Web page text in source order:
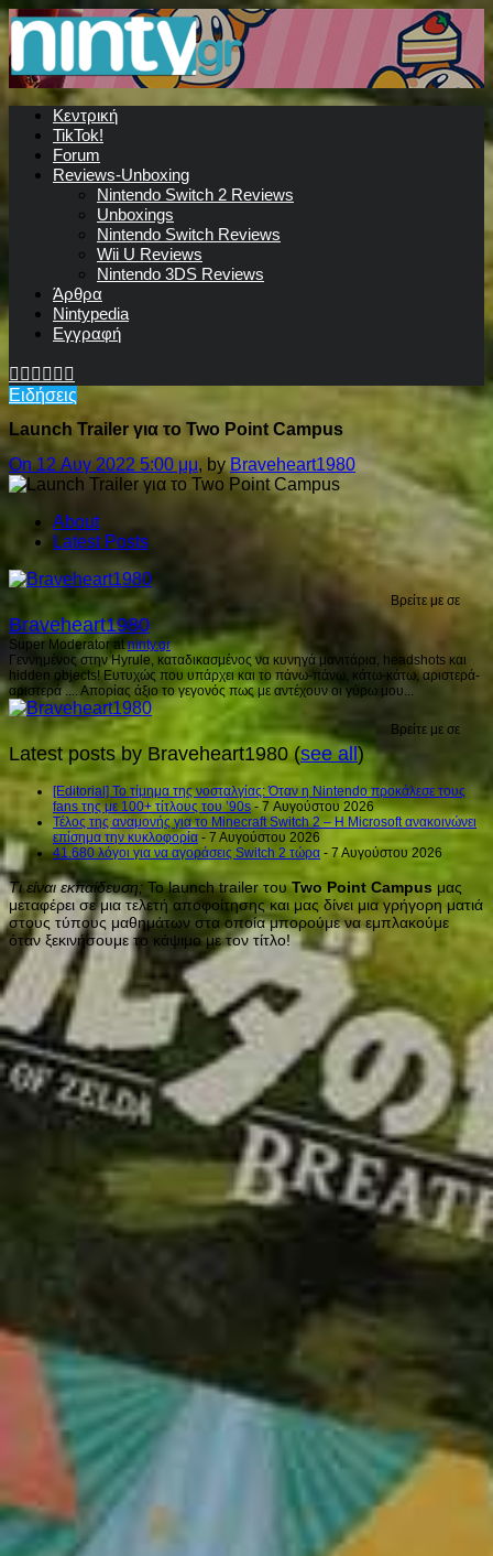
Κεντρική
TikTok!
Forum
Reviews-Unboxing
Nintendo Switch 2 Reviews
Unboxings
Nintendo Switch Reviews
Wii U Reviews
Nintendo 3DS Reviews
Άρθρα
Nintypedia
Εγγραφή
Ειδήσεις
Launch Trailer για το Two Point Campus
On 12 Αυγ 2022 5:00 μμ, by Braveheart1980
About
Latest Posts
Βρείτε με σε
Braveheart1980
Super Moderatoratninty.gr
Γεννημένος στην Hyrule, καταδικασμένος να κυνηγά μανιτάρια, headshots και
hidden objects! Ευτυχώς που υπάρχει και το πάνω-πάνω, κάτω-κάτω, αριστερά-
αριστερά .... Απορίας άξιο το γεγονός πως με αντέχουν οι γύρω μου...
Βρείτε με σε
Latest posts by Braveheart1980(see all)
[Editorial] Το τίμημα της νοσταλγίας: Όταν η Nintendo προκάλεσε τους
fans της με 100+ τίτλους του ’90s- 7 Αυγούστου 2026
Τέλος της αναμονής για το Minecraft Switch 2 – Η Microsoft ανακοινώνει
επίσημα την κυκλοφορία - 7 Αυγούστου 2026
41.680 λόγοι για να αγοράσεις Switch 2 τώρα - 7 Αυγούστου 2026
Τι είναι εκπαίδευση;Το launch trailer τουTwo Point Campus μας
μεταφέρει σε μια τελετή αποφοίτησης και μας δίνει μια γρήγορη ματιά
στους τύπους μαθημάτων στα οποία μπορούμε να εμπλακούμε
όταν ξεκινήσουμε το κάψιμο με τον τίτλο!